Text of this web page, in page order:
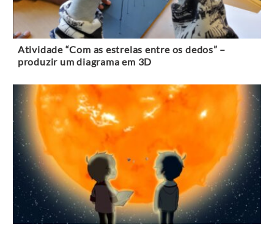
Atividade “Com as estrelas entre os dedos” –
produzir um diagrama em 3D